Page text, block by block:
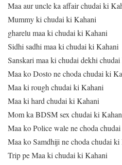
Maa aur uncle ka affair chudai ki
Mummy ki chudai ki Kahani
gharelu maa ki chudai ki Kahani
Sidhi sadhi maa ki chudai ki Kahani
Sanskari maa ki chudai dekhi
Maa ko Dosto ne choda chudai ki
Maa ki rough chudai ki Kahani
Maa ki hard chudai ki Kahani
Mom ka BDSM sex chudai ki
Maa ko Police wale ne choda
Maa ko Samdhiji ne choda chudai ki
Trip pe Maa ki chudai ki Kahani